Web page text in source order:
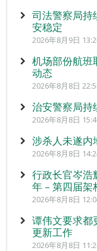
司法警察局持
安稳定
2026年8月9日
机场部份航班
动态
2026年8月8日
治安警察局持
2026年8月8日
涉杀人未遂内
2026年8月8日
行政长官岑浩
年 – 第四届架
2026年8月8日
谭伟文要求都
更新工作
2026年8月8日